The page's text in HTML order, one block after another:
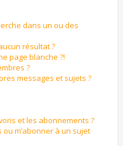
dans un ou des
résultat ?
page blanche ?!
?
messages et sujets ?
et les abonnements ?
m’abonner à un sujet